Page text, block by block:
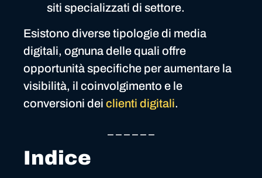
siti specializzati di settore.
Esistono diverse tipologie di media
digitali, ognuna delle quali offre
opportunità specifiche per aumentare la
visibilità, il coinvolgimento e le
conversioni dei clienti digitali.
Indice